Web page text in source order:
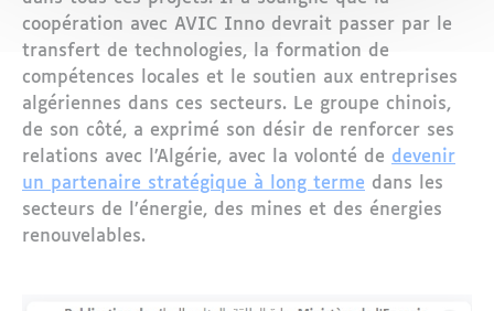
coopération avec AVIC Inno devrait passer par le
transfert de technologies, la formation de
compétences locales et le soutien aux entreprises
algériennes dans ces secteurs. Le groupe chinois,
de son côté, a exprimé son désir de renforcer ses
relations avec l’Algérie, avec la volonté de devenir
un partenaire stratégique à long terme dans les
secteurs de l’énergie, des mines et des énergies
renouvelables.